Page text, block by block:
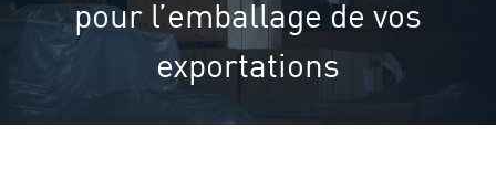
pour l’emballage de vos
exportations